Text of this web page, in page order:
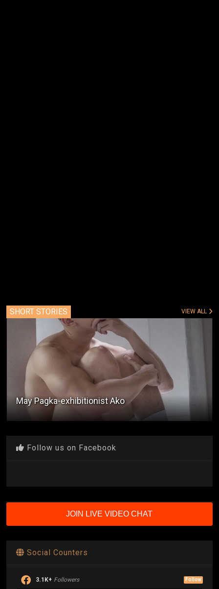
SHORT STORIES VIEW ALL
May Pagka-exhibitionist Ako
Follow us on Facebook
JOIN LIVE VIDEO CHAT
Social Counters
3.1K+ Followers Follow